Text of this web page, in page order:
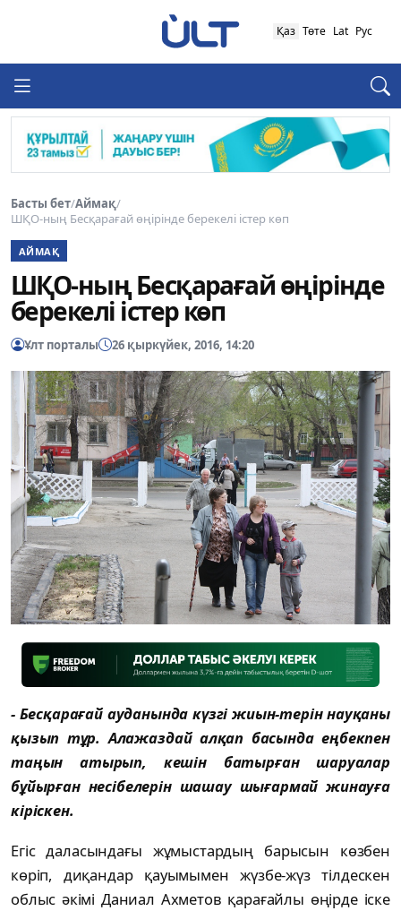
Қаз Төте Lat Рус
Басты бет/Аймақ/
ШҚО-ның Бесқарағай өңірінде берекелі істер көп
АЙМАҚ
ШҚО-ның Бесқарағай өңірінде
берекелі істер көп
Ұлт порталы 26 қыркүйек, 2016, 14:20
- Бесқарағай ауданында күзгі жиын-терін науқаны
қызып тұр. Алажаздай алқап басында еңбекпен
таңын атырып, кешін батырған шаруалар
бұйырған несібелерін шашау шығармай жинауға
кіріскен.
Егіс даласындағы жұмыстардың барысын көзбен
көріп, диқандар қауымымен жүзбе-жүз тілдескен
облыс әкімі Даниал Ахметов қарағайлы өңірде іске